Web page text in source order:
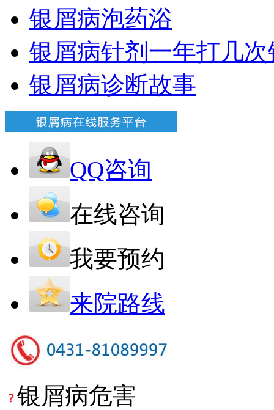
银屑病泡药浴
银屑病针剂一年打几次
银屑病诊断故事
QQ咨询
在线咨询
我要预约
来院路线
银屑病危害